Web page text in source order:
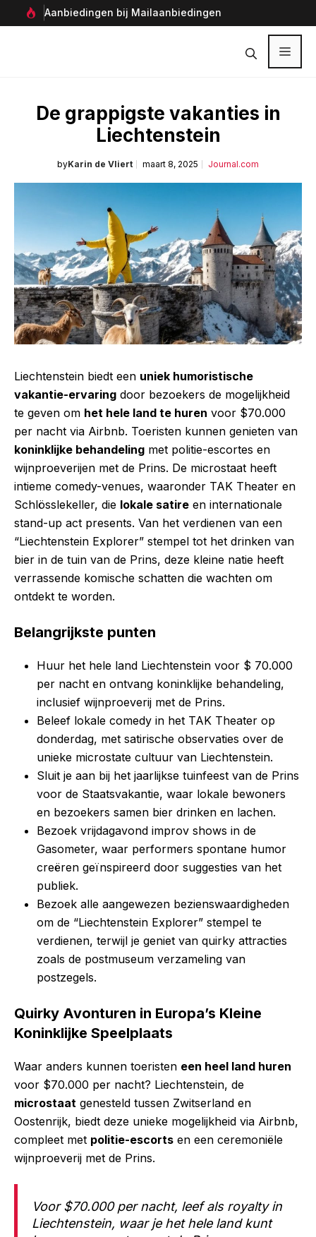
naar
Aanbiedingen bij Mailaanbiedingen
De grappigste vakanties in
Liechtenstein
byKarin de Vliert maart 8, 2025 Journal.com
Liechtenstein biedt een uniek humoristische
vakantie-ervaring door bezoekers de mogelijkheid
te geven om het hele land te huren voor $70.000
per nacht via Airbnb. Toeristen kunnen genieten van
koninklijke behandeling met politie-escortes en
wijnproeverijen met de Prins. De microstaat heeft
intieme comedy-venues, waaronder TAK Theater en
Schlösslekeller, die lokale satire en internationale
stand-up act presents. Van het verdienen van een
“Liechtenstein Explorer” stempel tot het drinken van
bier in de tuin van de Prins, deze kleine natie heeft
verrassende komische schatten die wachten om
ontdekt te worden.
Belangrijkste punten
Huur het hele land Liechtenstein voor $ 70.000
per nacht en ontvang koninklijke behandeling,
inclusief wijnproeverij met de Prins.
Beleef lokale comedy in het TAK Theater op
donderdag, met satirische observaties over de
unieke microstate cultuur van Liechtenstein.
Sluit je aan bij het jaarlijkse tuinfeest van de Prins
voor de Staatsvakantie, waar lokale bewoners
en bezoekers samen bier drinken en lachen.
Bezoek vrijdagavond improv shows in de
Gasometer, waar performers spontane humor
creëren geïnspireerd door suggesties van het
publiek.
Bezoek alle aangewezen bezienswaardigheden
om de “Liechtenstein Explorer” stempel te
verdienen, terwijl je geniet van quirky attracties
zoals de postmuseum verzameling van
postzegels.
Quirky Avonturen in Europa’s Kleine
Koninklijke Speelplaats
Waar anders kunnen toeristen een heel land huren
voor $70.000 per nacht? Liechtenstein, de
microstaat genesteld tussen Zwitserland en
Oostenrijk, biedt deze unieke mogelijkheid via Airbnb,
compleet met politie-escorts en een ceremoniële
wijnproeverij met de Prins.
Voor $70.000 per nacht, leef als royalty in
Liechtenstein, waar je het hele land kunt